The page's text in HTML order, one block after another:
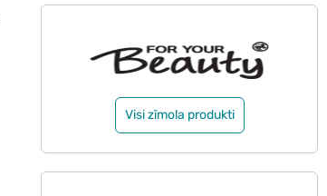
Visi zīmola produkti